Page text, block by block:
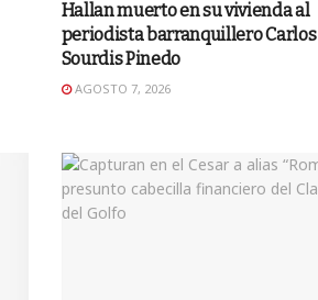
Hallan muerto en su vivienda al
periodista barranquillero Carlos
Sourdis Pinedo
AGOSTO 7, 2026